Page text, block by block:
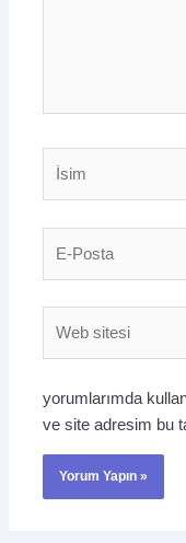
yorumlarımda
ve site adresim bu